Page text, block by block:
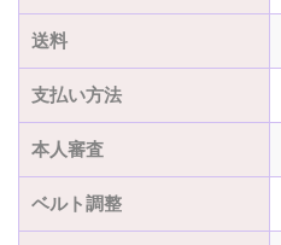
送料
支払い方法
本人審査
ベルト調整